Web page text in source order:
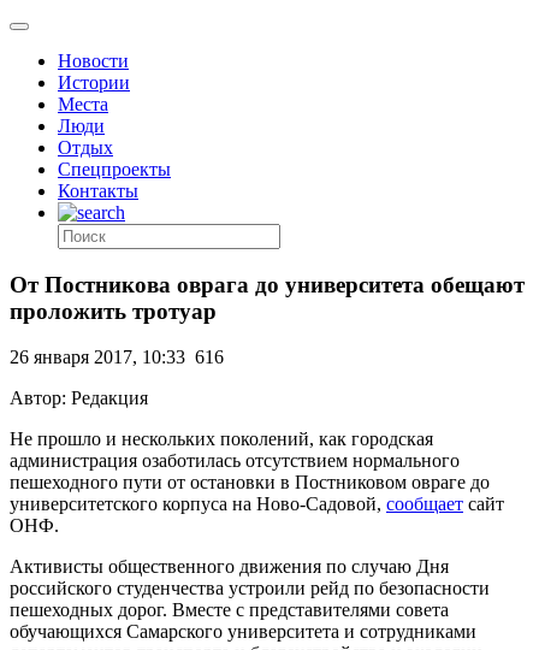
Новости
Истории
Места
Люди
Отдых
Спецпроекты
Контакты
От Постникова оврага до университета обещают
проложить тротуар
26 января 2017, 10:33 616
Автор: Редакция
Не прошло и нескольких поколений, как городская
администрация озаботилась отсутствием нормального
пешеходного пути от остановки в Постниковом овраге до
университетского корпуса на Ново-Садовой, сообщает сайт
ОНФ.
Активисты общественного движения по случаю Дня
российского студенчества устроили рейд по безопасности
пешеходных дорог. Вместе с представителями совета
обучающихся Самарского университета и сотрудниками